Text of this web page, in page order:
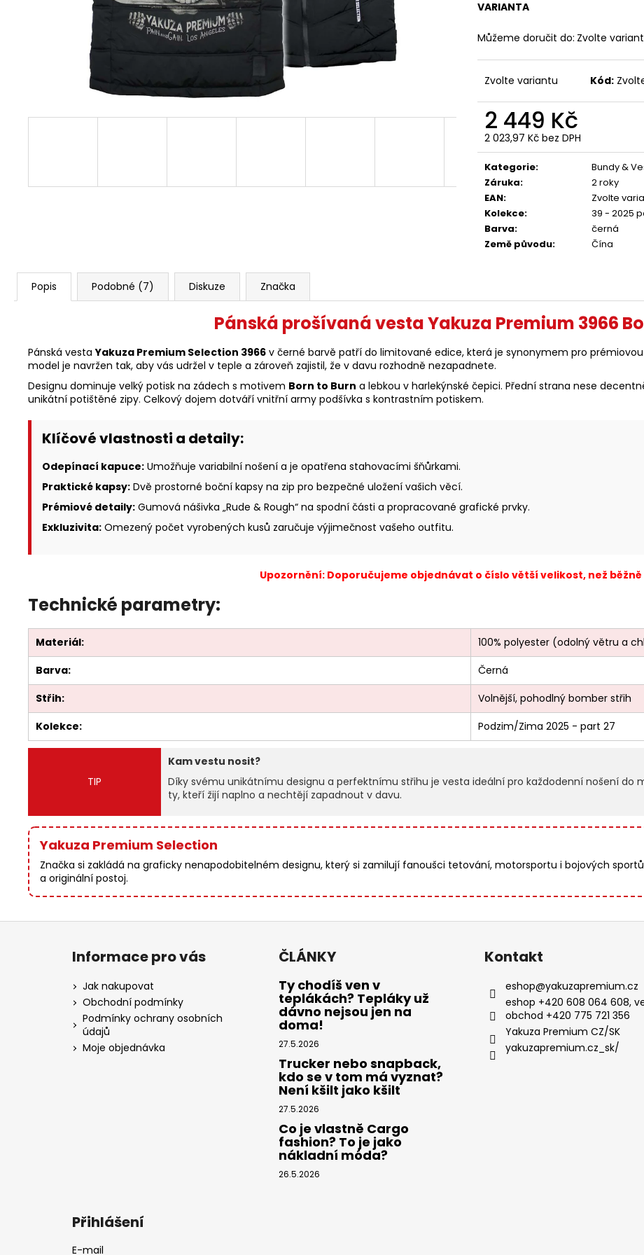
VARIANTA
Můžeme doručit do: Zvolte
Zvolte variantu Kód:
2 449 Kč
2 023,97 Kč bez DPH
Měrná
cena:
Kategorie:
Bundy &
Záruka:
2 roky
EAN:
Zvolte
Kolekce:
39 - 2025
Barva:
černá
Země původu: Čína
Popis Podobné (7) Diskuze Značka
Pánská prošívaná vesta Yakuza Premium 3966
Pánská vestaYakuza Premium Selection 3966 v černé barvě patří do limitované edice, která je synonymem pro
model je navržen tak, aby vás udržel v teple a zároveň zajistil, že v davu rozhodně nezapadnete.
Designu dominuje velký potisk na zádech s motivem Born to Burn a lebkou v harlekýnské čepici. Přední strana nese
unikátní potištěné zipy. Celkový dojem dotváří vnitřní army podšívka s kontrastním potiskem.
Klíčové vlastnosti a detaily:
Odepínací kapuce: Umožňuje variabilní nošení a je opatřena stahovacími šňůrkami.
Praktické kapsy: Dvě prostorné boční kapsy na zip pro bezpečné uložení vašich věcí.
Prémiové detaily: Gumová nášivka „Rude & Rough“ na spodní části a propracované grafické prvky.
Exkluzivita: Omezený počet vyrobených kusů zaručuje výjimečnost vašeho outfitu.
Upozornění: Doporučujeme objednávat o číslo větší velikost, než
Technické parametry:
Materiál:
100% polyester (odolný větru a
Barva:
Černá
Střih:
Volnější, pohodlný bomber střih
Kolekce:
Podzim/Zima 2025 - part 27
TIP
Kam vestu nosit?
Díky svému unikátnímu designu a perfektnímu střihu je vesta ideální pro každodenní nošení do
ty, kteří žijí naplno a nechtějí zapadnout v davu.
Yakuza Premium Selection
Značka si zakládá na graficky nenapodobitelném designu, který si zamilují fanoušci tetování, motorsportu i bojových
a originální postoj.
1 499 Kč
Původně: 1 623 Kč
1 591 Kč
Informace pro vás
Jak nakupovat
Obchodní podmínky
Podmínky ochrany osobních
údajů
Moje objednávka
ČLÁNKY
Ty chodíš ven v
teplákách? Tepláky už
dávno nejsou jen na
doma!
27.5.2026
Trucker nebo snapback,
kdo se v tom má vyznat?
Není kšilt jako kšilt
27.5.2026
Co je vlastně Cargo
fashion? To je jako
nákladní móda?
26.5.2026
Kontakt
eshop@yakuzapremium.cz
eshop +420 608 064 608,
obchod +420 775 721 356
Yakuza Premium CZ/SK
yakuzapremium.cz_sk/
Přihlášení
E-mail